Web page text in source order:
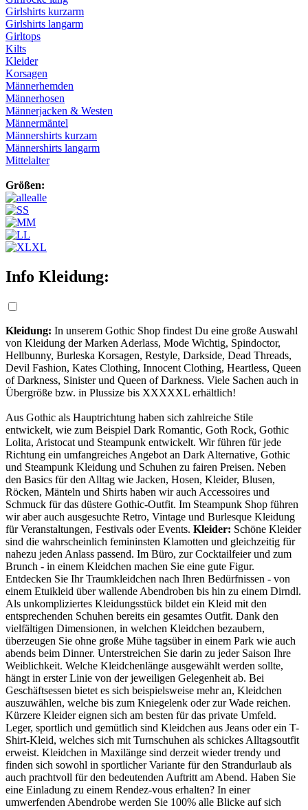
Girlshirts kurzarm
Girlshirts langarm
Girltops
Kilts
Kleider
Korsagen
Männerhemden
Männerhosen
Männerjacken & Westen
Männermäntel
Männershirts kurzam
Männershirts langarm
Mittelalter
Größen:
alle
S
M
L
XL
Info Kleidung:
Kleidung: In unserem Gothic Shop findest Du eine große Auswahl
von Kleidung der Marken Aderlass, Mode Wichtig, Spindoctor,
Hellbunny, Burleska Korsagen, Restyle, Darkside, Dead Threads,
Devil Fashion, Kates Clothing, Innocent Clothing, Heartless, Queen
of Darkness, Sinister und Queen of Darkness. Viele Sachen auch in
Übergröße bzw. in Plussize bis XXXXXL erhältlich!
Aus Gothic als Hauptrichtung haben sich zahlreiche Stile
entwickelt, wie zum Beispiel Dark Romantic, Goth Rock, Gothic
Lolita, Aristocat und Steampunk entwickelt. Wir führen für jede
Richtung ein umfangreiches Angebot an Dark Alternative, Gothic
und Steampunk Kleidung und Schuhen zu fairen Preisen. Neben
den Basics für den Alltag wie Jacken, Hosen, Kleider, Blusen,
Röcken, Mänteln und Shirts haben wir auch Accessoires und
Schmuck für das düstere Gothic-Outfit. Im Steampunk Shop führen
wir aber auch ausgesuchte Retro, Vintage und Burlesque Kleidung
für Veranstaltungen, Festivals oder Events. Kleider: Schöne Kleider
sind die wahrscheinlich femininsten Klamotten und gleichzeitig für
nahezu jeden Anlass passend. Im Büro, zur Cocktailfeier und zum
Brunch - in einem Kleidchen machen Sie eine gute Figur.
Entdecken Sie Ihr Traumkleidchen nach Ihren Bedürfnissen - von
einem Etuikleid über wallende Abendroben bis hin zu einem Dirndl.
Als unkompliziertes Kleidungsstück bildet ein Kleid mit den
entsprechenden Schuhen bereits ein gesamtes Outfit. Dank den
vielfältigen Dimensionen, in welchen Kleidchen bezaubern,
überzeugen Sie ohne große Mühe tagsüber in einem Park wie auch
abends beim Dinner. Unterstreichen Sie darin zu jeder Saison Ihre
Weiblichkeit. Welche Kleidchenlänge ausgewählt werden sollte,
hängt in erster Linie von der jeweiligen Gelegenheit ab. Bei
Geschäftsessen bietet es sich beispielsweise mehr an, Kleidchen
auszuwählen, welche bis zum Kniegelenk oder zur Wade reichen.
Kürzere Kleider eignen sich am besten für das private Umfeld.
Leger, sportlich und gemütlich sind Kleidchen aus Jeans oder ein T-
Shirt-Kleid, welches sich mit Turnschuhen als schickes Alltagsoutfit
erweist. Kleidchen in Maxilänge sind derzeit wieder trendy und
finden sich sowohl in sportlicher Variante für den Strandurlaub als
auch prachtvoll für den bedeutenden Auftritt am Abend. Haben Sie
eine Einladung zu einem Rendez-vous erhalten? In einer
umwerfenden Abendrobe werden Sie 100% alle Blicke auf sich